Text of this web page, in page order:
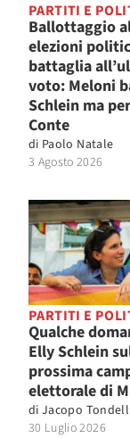
PARTITI E
Ballottaggio
elezioni
battaglia
voto: Meloni
Schlein ma
Conte
di Paolo Natale
3 Agosto 2026
PARTITI E
Qualche
Elly Schlein
prossima
elettorale di
di Jacopo
30 Luglio 2026